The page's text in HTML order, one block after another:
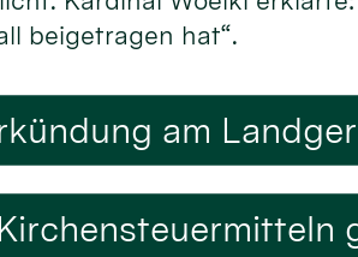
beigetragen hat“.
am